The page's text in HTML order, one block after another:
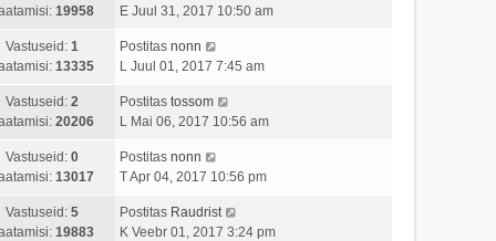
19958
E Juul 31, 2017 10:50 am
Vastuseid: 1
13335
Postitas nonn
L Juul 01, 2017 7:45 am
Vastuseid: 2
20206
Postitas tossom
L Mai 06, 2017 10:56 am
Vastuseid: 0
13017
Postitas nonn
T Apr 04, 2017 10:56 pm
Vastuseid: 5
19883
Postitas Raudrist
K Veebr 01, 2017 3:24 pm